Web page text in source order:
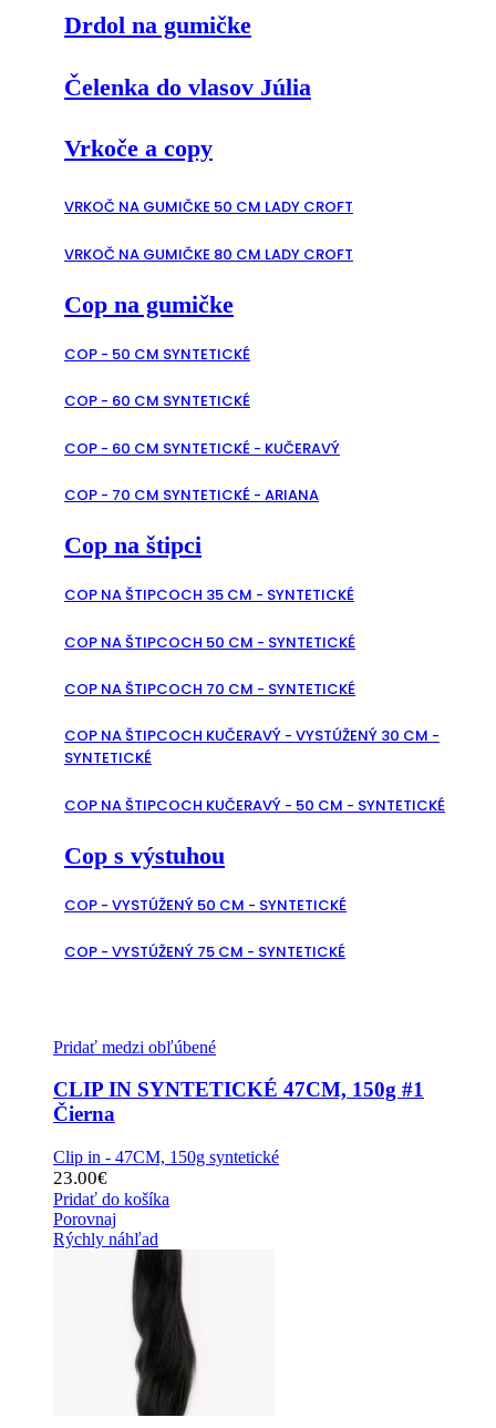
Drdol na gumičke
Čelenka do vlasov Júlia
Vrkoče a copy
VRKOČ NA GUMIČKE 50 CM LADY CROFT
VRKOČ NA GUMIČKE 80 CM LADY CROFT
Cop na gumičke
COP - 50 CM SYNTETICKÉ
COP - 60 CM SYNTETICKÉ
COP - 60 CM SYNTETICKÉ - KUČERAVÝ
COP - 70 CM SYNTETICKÉ - ARIANA
Cop na štipci
COP NA ŠTIPCOCH 35 CM - SYNTETICKÉ
COP NA ŠTIPCOCH 50 CM - SYNTETICKÉ
COP NA ŠTIPCOCH 70 CM - SYNTETICKÉ
COP NA ŠTIPCOCH KUČERAVÝ - VYSTÚŽENÝ 30 CM -
SYNTETICKÉ
COP NA ŠTIPCOCH KUČERAVÝ - 50 CM - SYNTETICKÉ
Cop s výstuhou
COP - VYSTÚŽENÝ 50 CM - SYNTETICKÉ
COP - VYSTÚŽENÝ 75 CM - SYNTETICKÉ
Pridať medzi obľúbené
CLIP IN SYNTETICKÉ 47CM, 150g #1
Čierna
Clip in - 47CM, 150g syntetické
23.00€
Pridať do košíka
Porovnaj
Rýchly náhľad